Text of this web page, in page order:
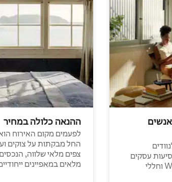
עסקים
עם חיבור לרשת Wi-Fi וחללי
ההנאה כלולה במחיר
לפעמים מקום האירוח
החל מבקתות על צוקים
צפים מלאי שלווה,
מלאים במאפיינים